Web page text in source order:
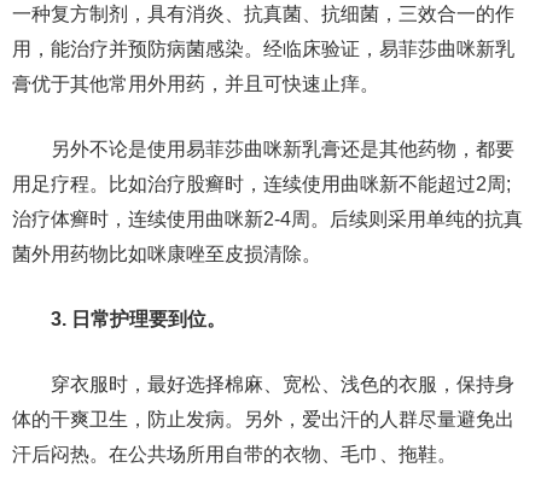
一种复方制剂，具有消炎、抗真菌、抗细菌，三效合一的作
用，能治疗并预防病菌感染。经临床验证，易菲莎曲咪新乳
膏优于其他常用外用药，并且可快速止痒。
另外不论是使用易菲莎曲咪新乳膏还是其他药物，都要
用足疗程。比如治疗股癣时，连续使用曲咪新不能超过2周;
治疗体癣时，连续使用曲咪新2-4周。后续则采用单纯的抗真
菌外用药物比如咪康唑至皮损清除。
3. 日常护理要到位。
穿衣服时，最好选择棉麻、宽松、浅色的衣服，保持身
体的干爽卫生，防止发病。另外，爱出汗的人群尽量避免出
汗后闷热。在公共场所用自带的衣物、毛巾、拖鞋。